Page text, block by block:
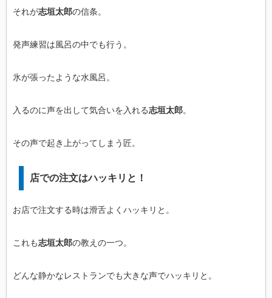
それが志垣太郎の信条。
発声練習は風呂の中でも行う。
氷が張ったような水風呂。
入るのに声を出して気合いを入れる志垣太郎。
その声で起き上がってしまう匠。
店での注文はハッキリと！
お店で注文する時は滑舌よくハッキリと。
これも志垣太郎の教えの一つ。
どんな静かなレストランでも大きな声でハッキリと。